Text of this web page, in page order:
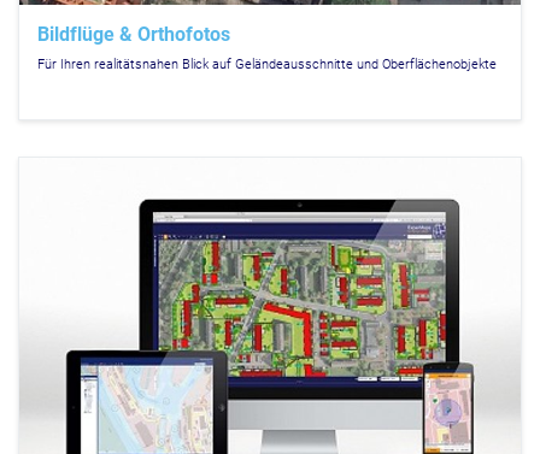
Bildflüge & Orthofotos
Für Ihren realitätsnahen Blick auf Geländeausschnitte und Oberflächenobjekte